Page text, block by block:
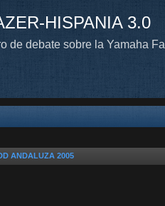
HISPANIA 3.0
de debate sobre la Yamaha
ANDALUZA 2005